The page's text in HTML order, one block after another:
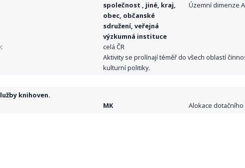
společnost , jiné, kraj,
obec, občanské
sdružení, veřejná
výzkumná instituce
Územní dimenze
celá ČR
Aktivity se prolínají téměř do všech oblastí
kulturní politiky.
knihoven.
MK
Alokace dotačního